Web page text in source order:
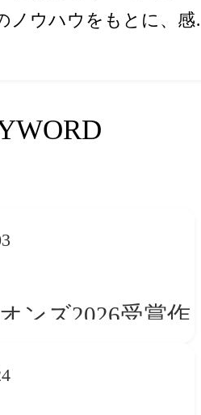
ノウハウをもとに、感
ンズ2026受賞作
ランド体験」